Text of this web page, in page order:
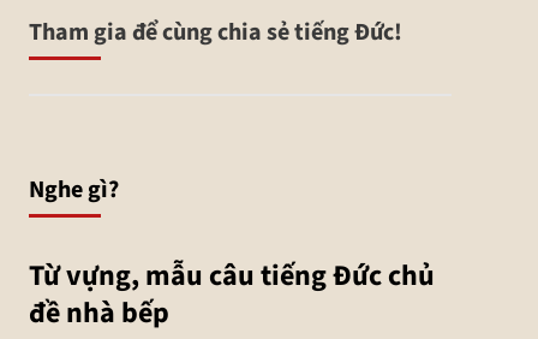
Tham gia để cùng chia sẻ tiếng Đức!
Nghe gì?
Từ vựng, mẫu câu tiếng Đức chủ
đề nhà bếp